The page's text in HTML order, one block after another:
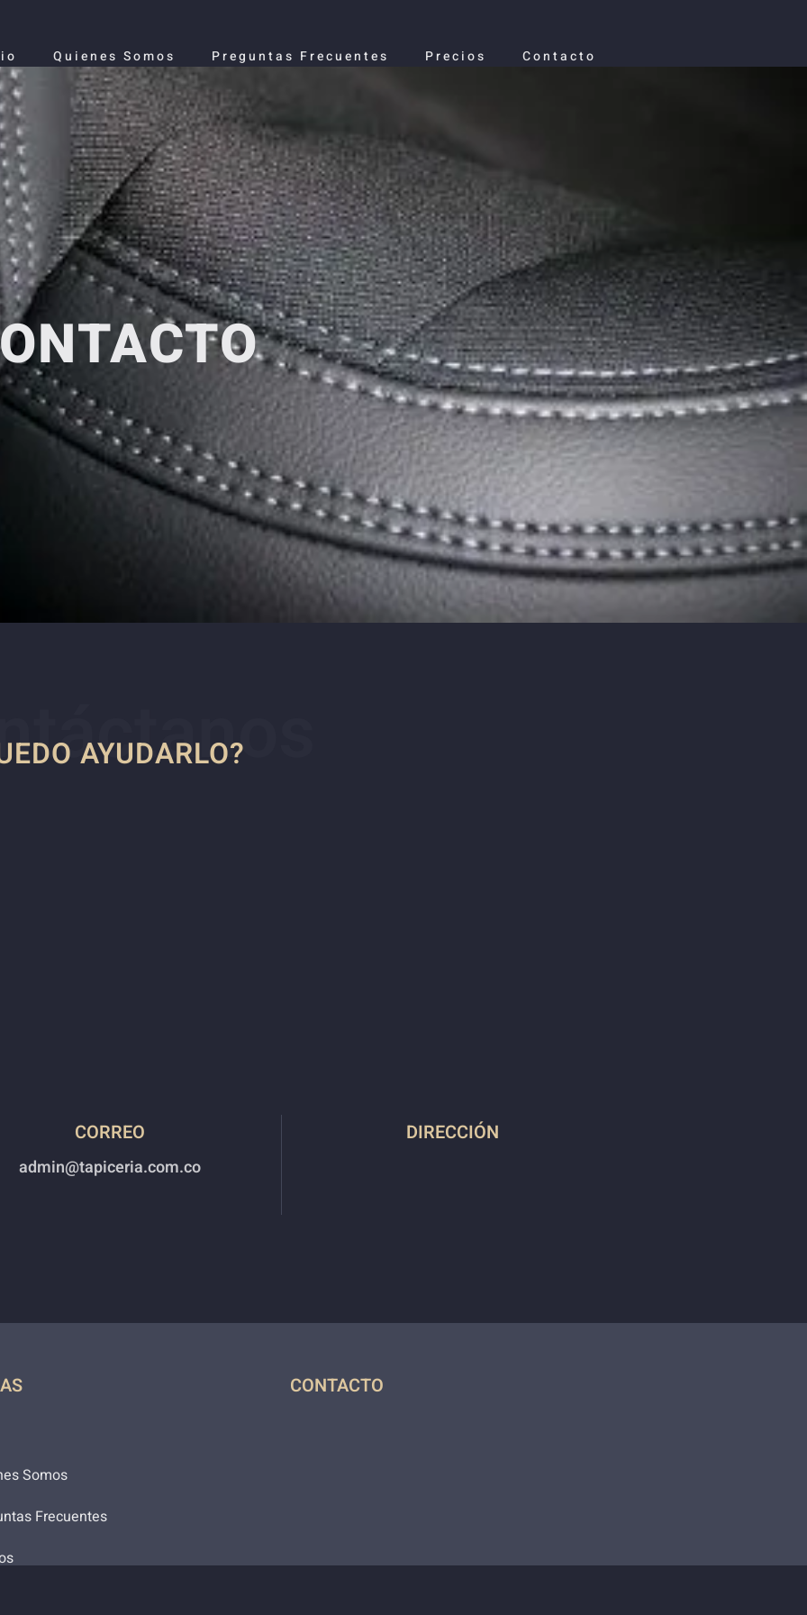
Quienes Somos Preguntas Frecuentes Precios Contacto
AYUDARLO?
CORREO
admin@tapiceria.com.co
DIRECCIÓN
Somos
Frecuentes
CONTACTO